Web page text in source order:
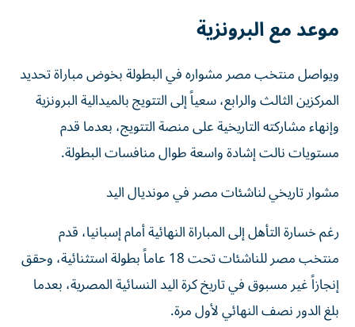
موعد مع البرونزية
ويواصل منتخب مصر مشواره في البطولة بخوض مباراة تحديد
المركزين الثالث والرابع، سعياً إلى التتويج بالميدالية البرونزية
وإنهاء مشاركته التاريخية على منصة التتويج، بعدما قدم
مستويات نالت إشادة واسعة طوال منافسات البطولة.
مشوار تاريخي لناشئات مصر في مونديال اليد
رغم خسارة التأهل إلى المباراة النهائية أمام إسبانيا، قدم
منتخب مصر للناشئات تحت 18 عاماً بطولة استثنائية، وحقق
إنجازاً غير مسبوق في تاريخ كرة اليد النسائية المصرية، بعدما
بلغ الدور نصف النهائي لأول مرة.